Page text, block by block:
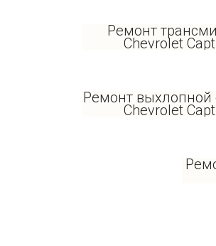
Ремонт
Chevrolet
Ремонт выхлопной
Chevrolet